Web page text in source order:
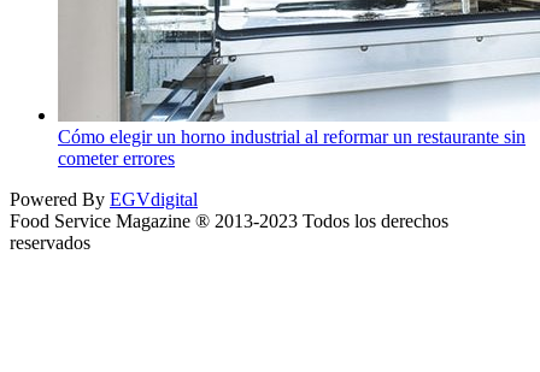
Cómo elegir un horno industrial al reformar un restaurante sin
cometer errores
Powered By EGVdigital
Food Service Magazine ® 2013-2023 Todos los derechos
reservados